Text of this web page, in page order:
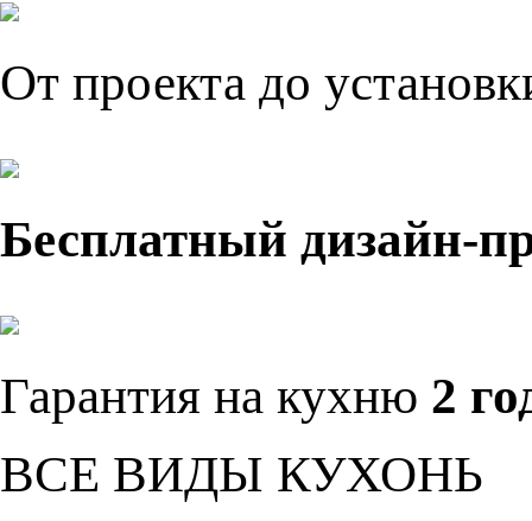
От проекта до
Бесплатный дизайн-
Гарантия на кухню 2
ВСЕ ВИДЫ КУХОНЬ